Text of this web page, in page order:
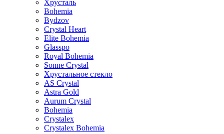
Хрусталь
Bohemia
Bydzov
Crystal Heart
Elite Bohemia
Glasspo
Royal Bohemia
Sonne Crystal
Хрустальное стекло
AS Crystal
Astra Gold
Aurum Crystal
Bohemia
Crystalex
Crystalex Bohemia